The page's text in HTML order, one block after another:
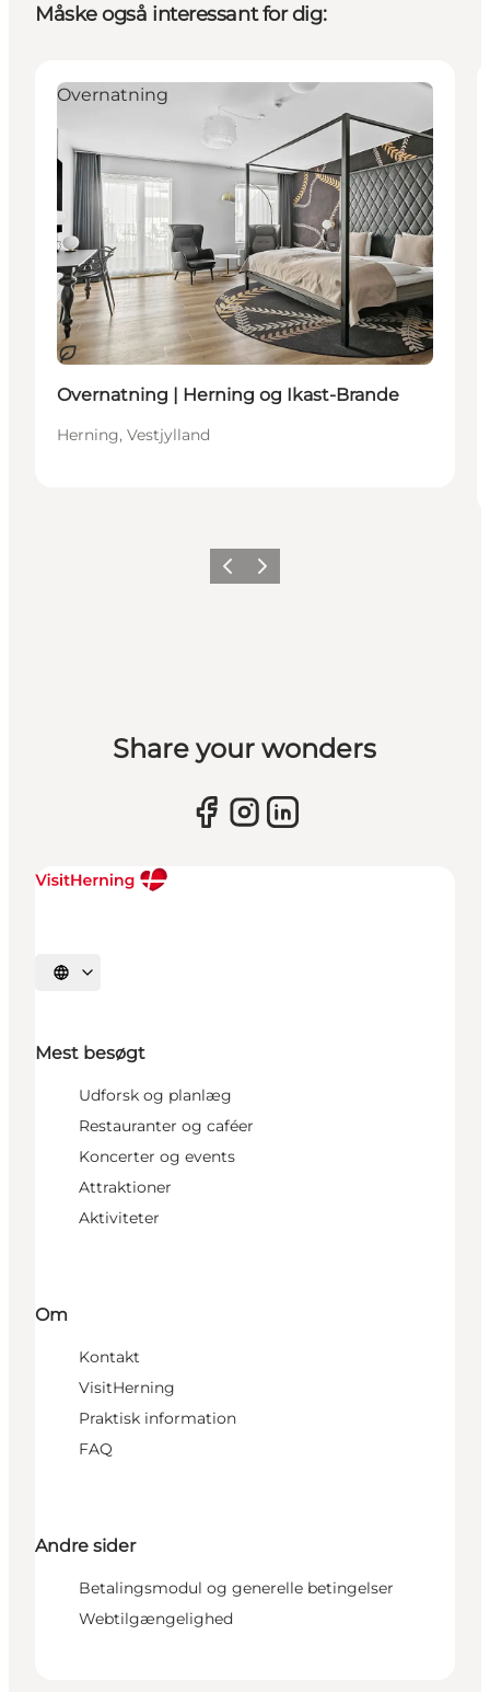
Måske også interessant for dig:
Bæredygtige oplevelser
Overnatning
Overnatning | Herning og Ikast-Brande
Herning, Vestjylland
Forrige billede
Næste billede
Share your wonders
Vælg sprog
Mest besøgt
Udforsk og planlæg
Restauranter og caféer
Koncerter og events
Attraktioner
Aktiviteter
Om
Kontakt
VisitHerning
Praktisk information
FAQ
Andre sider
Betalingsmodul og generelle betingelser
Webtilgængelighed